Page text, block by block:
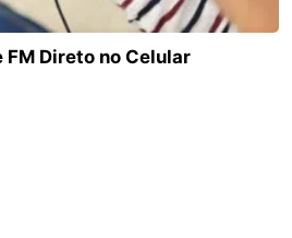
FM Direto no Celular